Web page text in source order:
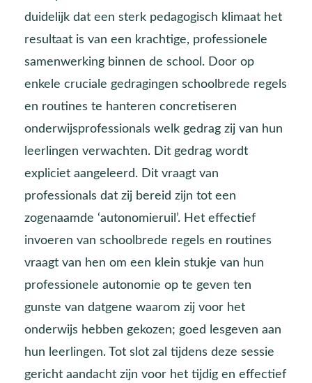
duidelijk dat een sterk pedagogisch klimaat het
resultaat is van een krachtige, professionele
samenwerking binnen de school. Door op
enkele cruciale gedragingen schoolbrede regels
en routines te hanteren concretiseren
onderwijsprofessionals welk gedrag zij van hun
leerlingen verwachten. Dit gedrag wordt
expliciet aangeleerd. Dit vraagt van
professionals dat zij bereid zijn tot een
zogenaamde ‘autonomieruil’. Het effectief
invoeren van schoolbrede regels en routines
vraagt van hen om een klein stukje van hun
professionele autonomie op te geven ten
gunste van datgene waarom zij voor het
onderwijs hebben gekozen; goed lesgeven aan
hun leerlingen. Tot slot zal tijdens deze sessie
gericht aandacht zijn voor het tijdig en effectief